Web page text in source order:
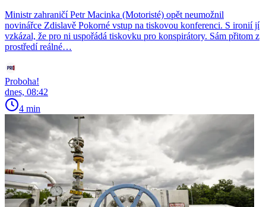
Ministr zahraničí Petr Macinka (Motoristé) opět neumožnil
novinářce Zdislavě Pokorné vstup na tiskovou konferenci. S ironií jí
vzkázal, že pro ni uspořádá tiskovku pro konspirátory. Sám přitom z
prostředí reálné…
Proboha!
dnes, 08:42
4 min